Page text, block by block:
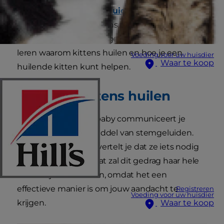
Voeding voor uw huisdier
Waar te koop
Registreren
Voeding voor uw huisdier
Waar te koop
merken dat je kitten
geluiden maaktdie op
huilen lijken. Baby kittens horen huilen is
inderdaad een droevig geluid. Lees verder om te
leren waarom kittens huilen en hoe je een
huilende kitten kunt helpen.
Waarom kittens huilen
Net als een mensenbaby communiceert je
kitten met je door middel van stemgeluiden.
Een huilende kitten vertelt je dat ze iets nodig
heeft, en wel nu. Je kat zal dit gedrag haar hele
leven blijven vertonen, omdat het een
effectieve manier is om jouw aandacht te
krijgen.